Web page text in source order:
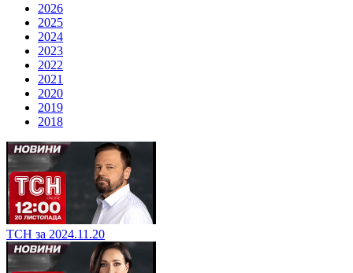
2026
2025
2024
2023
2022
2021
2020
2019
2018
ТСН за 2024.11.20